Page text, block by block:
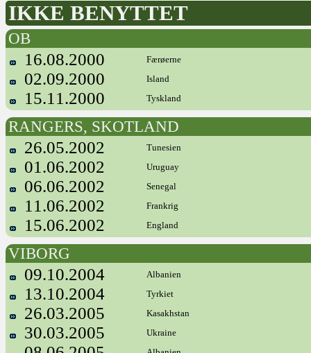
IKKE BENYTTET
OB
16.08.2000 Færøerne
02.09.2000 Island
15.11.2000 Tyskland
RANGERS, SKOTLAND
26.05.2002 Tunesien
01.06.2002 Uruguay
06.06.2002 Senegal
11.06.2002 Frankrig
15.06.2002 England
VIBORG
09.10.2004 Albanien
13.10.2004 Tyrkiet
26.03.2005 Kasakhstan
30.03.2005 Ukraine